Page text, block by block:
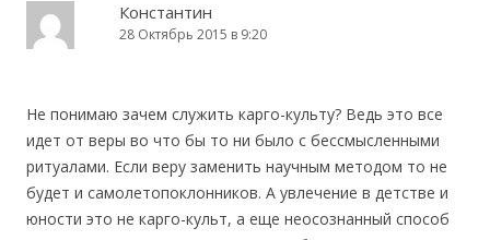
Константин
28 Октябрь 2015 в 9:20
Не понимаю зачем служить карго-культу? Ведь это все
идет от веры во что бы то ни было с бессмысленными
ритуалами. Если веру заменить научным методом то не
будет и самолетопоклонников. А увлечение в детстве и
юности это не карго-культ, а еще неосознанный способ